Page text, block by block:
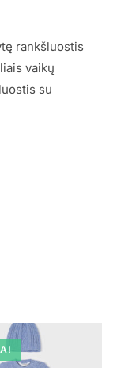
rankšluostis
vaikų
su